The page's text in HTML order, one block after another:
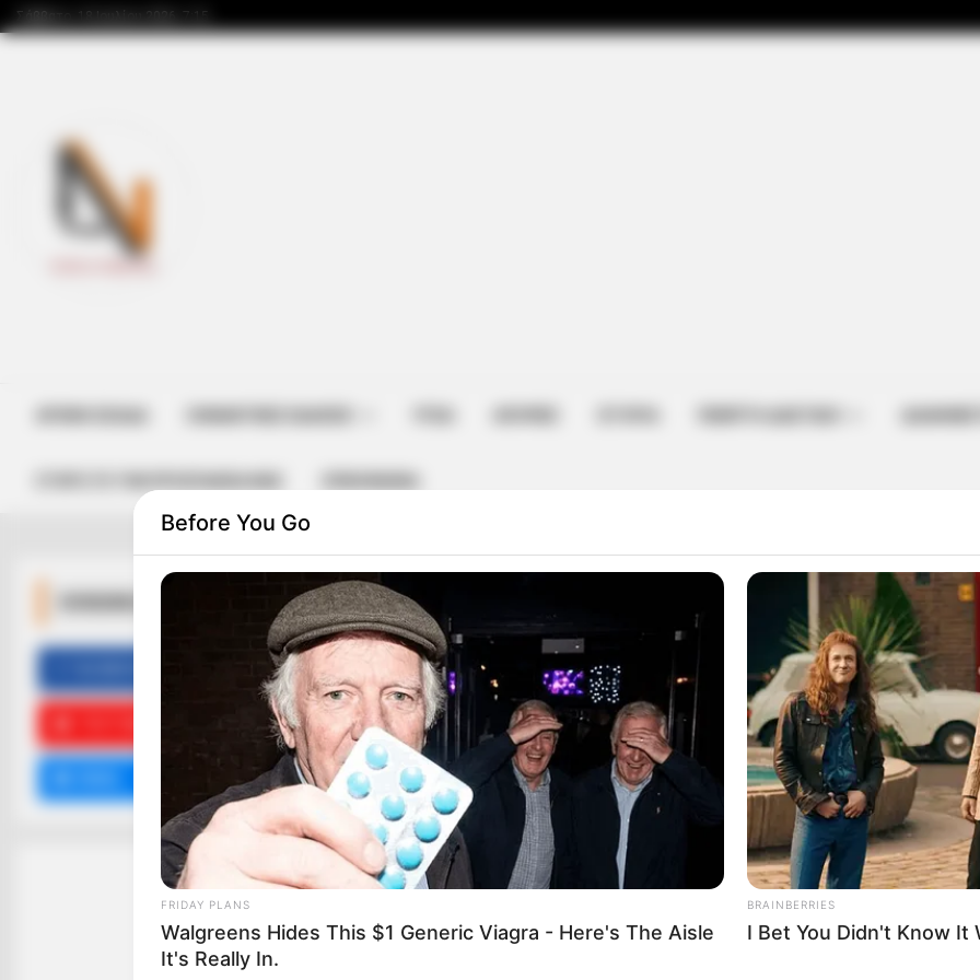
ΑΡΈΣΕΙ
ΕΓΓΡΑΦΕΊΤΕ
ΑΚΟΛΟΥΘΉΣΤΕ
Before You Go
FRIDAY PLANS
Walgreens Hides This $1 Generic Viagra - Here's The Aisle
It's Really In.
BRAINBERRIES
I Bet You Didn't Know It
HABERION
HEALTHYREHABCARE
Remember Hensel Twins? Grab
Tissues Before You See Them Now
RADAR MEDIA
David Muir's New Partner, Whom You'll
Easily Recognize
BUZZ